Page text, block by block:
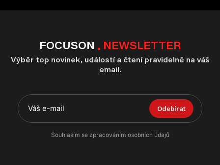
FOCUSON NEWSLETTER
Výběr top novinek, událostí a čtení pravidelně na váš
email.
Odebírat
Souhlasím se zpracováním osobních údajů